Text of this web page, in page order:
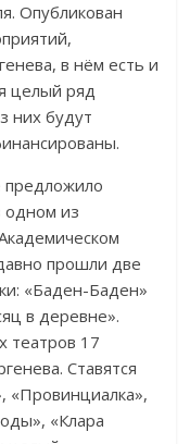
Опубликован
в нём есть и
целый ряд
них будут
предложило
одном из
прошли две
«Баден-Баден»
в деревне».
театров 17
Ставятся
«Провинциалка»,
«Клара